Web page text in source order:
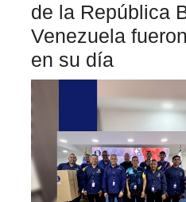
de la República
Venezuela
en su día